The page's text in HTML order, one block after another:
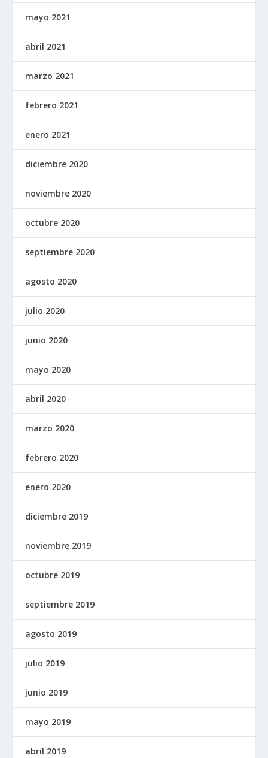
mayo 2021
abril 2021
marzo 2021
febrero 2021
enero 2021
diciembre 2020
noviembre 2020
octubre 2020
septiembre 2020
agosto 2020
julio 2020
junio 2020
mayo 2020
abril 2020
marzo 2020
febrero 2020
enero 2020
diciembre 2019
noviembre 2019
octubre 2019
septiembre 2019
agosto 2019
julio 2019
junio 2019
mayo 2019
abril 2019